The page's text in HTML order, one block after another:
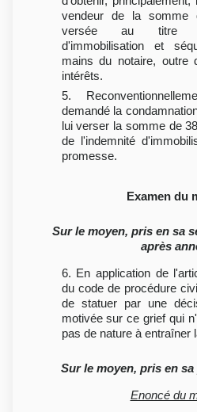
vendeur de la somme
versée au titre
d'immobilisation et
mains du notaire, outre
intérêts.
5.
demandé la
lui verser la somme de
de l'indemnité
promesse.
Examen du
Sur le moyen, pris en sa
après
6. En application de
du code de procédure
de statuer par une
motivée sur ce grief qui
pas de nature à entraîner
Sur le moyen, pris en
Enoncé du